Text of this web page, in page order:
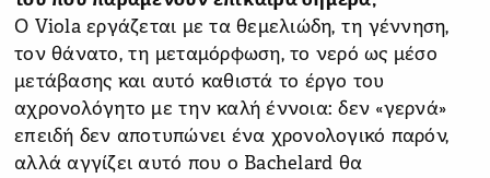
Ο Viola εργάζεται με τα θεμελιώδη, τη γέννηση,
τον θάνατο, τη μεταμόρφωση, το νερό ως μέσο
μετάβασης και αυτό καθιστά το έργο του
αχρονολόγητο με την καλή έννοια: δεν «γερνά»
επειδή δεν αποτυπώνει ένα χρονολογικό παρόν,
αλλά αγγίζει αυτό που ο Bachelard θα